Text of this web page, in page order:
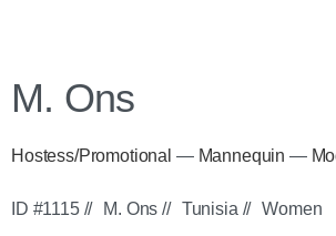
M. Ons
Hostess/Promotional — Mannequin —
ID #1115 // M. Ons // Tunisia // Women